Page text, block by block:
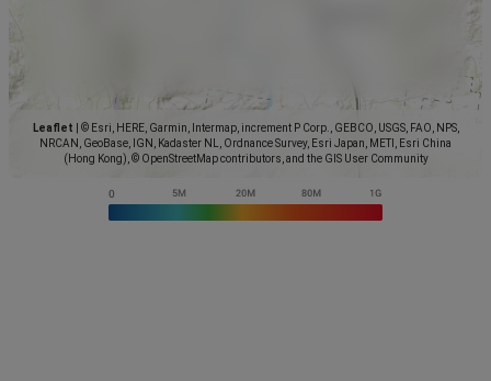
Leaflet
© Esri, HERE, Garmin, Intermap, increment P Corp., GEBCO, USGS, FAO, NPS,
NRCAN, GeoBase, IGN, Kadaster NL, Ordnance Survey, Esri Japan, METI, Esri China
(Hong Kong), © OpenStreetMap contributors, and the GIS User Community